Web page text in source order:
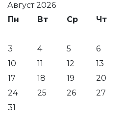
Август 2026
Пн
Вт Ср Чт
3
4 5 6
10
11 12 13
17
18 19 20
24
25 26 27
31